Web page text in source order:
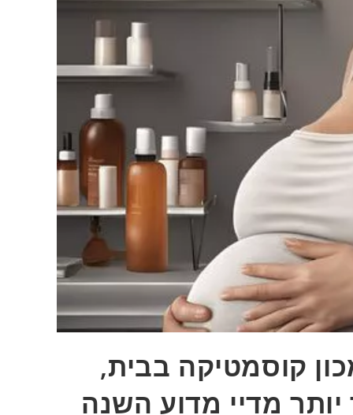
יש לי מכון קוסמטיקה בבית,
מדיי מדוע השנה